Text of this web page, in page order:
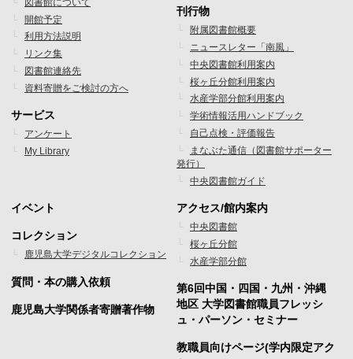
ッ
タ
ー
メ
ニ
ュ
1
開館予定
利用方法説明
リンク集
図書館連絡先
資料寄贈をご検討の方へ
サービス
アンケート
My Library
ッ
タ
ー
メ
ニ
ュ
ー
2
刊行物
附属図書館概要
ニュースレター「南風」
中央図書館利用案内
桜ヶ丘分館利用案内
水産学部分館利用案内
学術情報活用ハンドブック
自己点検・評価報告
まなぶた通信（図書館サポーター
発行）
中央図書館ガイド
フ
ッ
タ
ー
イベント
コレクション
鹿児島大学デジタルコレクション
質問・本の購入依頼
鹿児島大学関係者寄贈著作物
フ
ッ
タ
ー
メ
アクセス/館内案内
中央図書館
桜ヶ丘分館
水産学部分館
第6回中国・四国・九州・沖縄
地区 大学図書館職員フレッシ
ュ・パーソン・セミナー
教職員向けページ(学内限定アク